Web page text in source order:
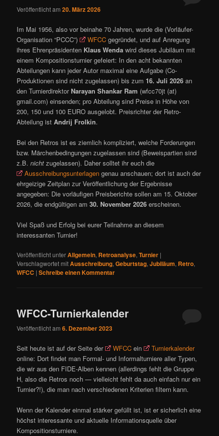
Veröffentlicht am20. März 2026
Im Mai 1956, also vor beinahe 70 Jahren, wurde die (Vorläufer-
Organisation “PCCC”)
WFCC gegründet, und auf Anregung
ihres Ehrenpräsidenten Klaus Wenda wird dieses Jubiläum mit
einem Kompositionsturnier gefeiert: In den acht bekannten
Abteilungen kann jeder Autor maximal eine Aufgabe (Co-
Produktionen sind nicht zugelassen) bis zum 16. Juli 2026 an
den Turnierdirektor Narayan Shankar Ram (wfcc70jt (at)
gmail.com) einsenden; pro Abteilung sind Preise in Höhe von
200, 150 und 100 EURO ausgelobt. Preisrichter der Retro-
Abteilung istAndrij Frolkin.
Bei den Retros ist es ziemlich kompliziert, welche Forderungen
bzw. Märchenbedingungen zugelassen sind (Beweispartien sind
z.B.nicht zugelassen). Daher solltet ihr euch die
Ausschreibungsunterlagen genau anschauen; dort ist auch der
ehrgeizige Zeitplan zur Veröffentlichung der Ergebnisse
angegeben: Die vorläufigen Preisberichte sollen am 15. Oktober
2026, die endgültigen am30. November 2026 erscheinen.
Viel Spaß und Erfolg bei eurer Teilnahme an diesem
interessanten Turnier!
Veröffentlicht unterAllgemein, Retroanalyse,Turnier |
Verschlagwortet mitAusschreibung,Geburtstag,Jubiläum, Retro,
WFCC |Schreibe einen Kommentar
WFCC-Turnierkalender
Veröffentlicht am6. Dezember 2023
Seit heute ist auf der Seite der WFCC ein
Turnierkalender
online: Dort findet man Formal- und Informalturniere aller Typen,
die wir aus den FIDE-Alben kennen (allerdings fehlt die Gruppe
H, also die Retros noch — vielleicht fehlt da auch einfach nur ein
Turnier?!), die man nach verschiedenen Kriterien filtern kann.
Wenn der Kalender einmal stärker gefüllt ist, ist er sicherlich eine
höchst interessante und aktuelle Informationsquelle über
Kompositionsturniere.